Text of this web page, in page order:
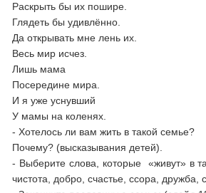
Раскрыть бы их пошире.
Глядеть бы удивлённо.
Да открывать мне лень их.
Весь мир исчез.
Лишь мама
Посередине мира.
И я уже уснувший
У мамы на коленях.
- Хотелось ли вам жить в такой семье?
Почему? (высказывания детей).
- Выберите слова, которые «живут» в
чистота, добро, счастье, ссора, дружба,